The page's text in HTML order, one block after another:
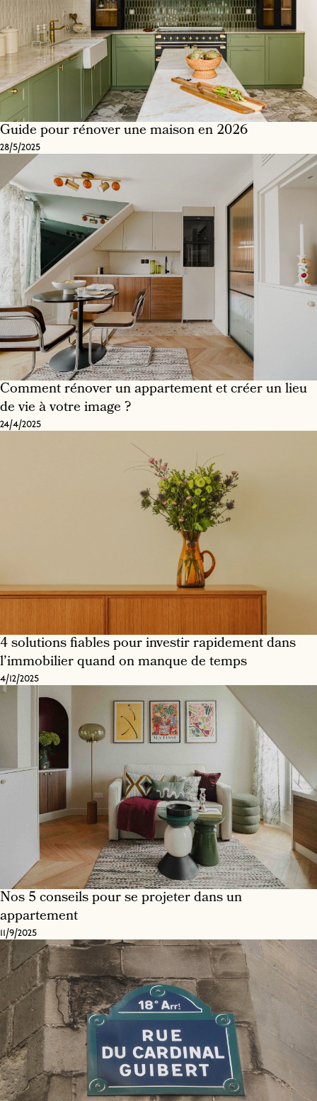
Guide pour rénover une maison en 2026
28/5/2025
Comment rénover un appartement et créer un lieu
de vie à votre image ?
24/4/2025
4 solutions fiables pour investir rapidement dans
l’immobilier quand on manque de temps
4/12/2025
Nos 5 conseils pour se projeter dans un
appartement
11/9/2025